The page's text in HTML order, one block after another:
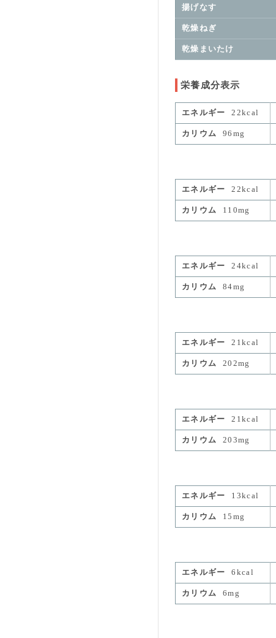
揚げなす
乾燥ねぎ
乾燥まいたけ
栄養成分表示
エネルギー
22kcal
カリウム 96mg
エネルギー
22kcal
カリウム 110mg
エネルギー
24kcal
カリウム 84mg
エネルギー
21kcal
カリウム 202mg
エネルギー
21kcal
カリウム 203mg
エネルギー
13kcal
カリウム 15mg
エネルギー
6kcal
カリウム 6mg